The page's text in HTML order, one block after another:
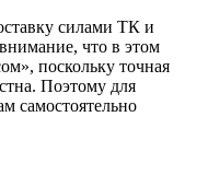
силами ТК и
что в этом
поскольку точная
Поэтому для
самостоятельно